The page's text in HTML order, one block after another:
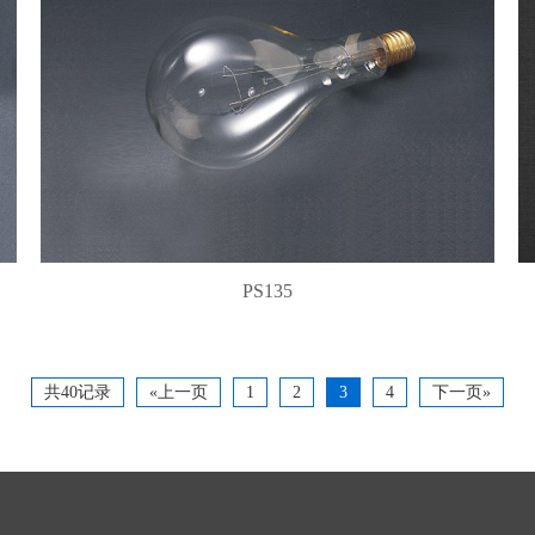
PS135
共40记录 «上一页 1 2 3 4 下一页»